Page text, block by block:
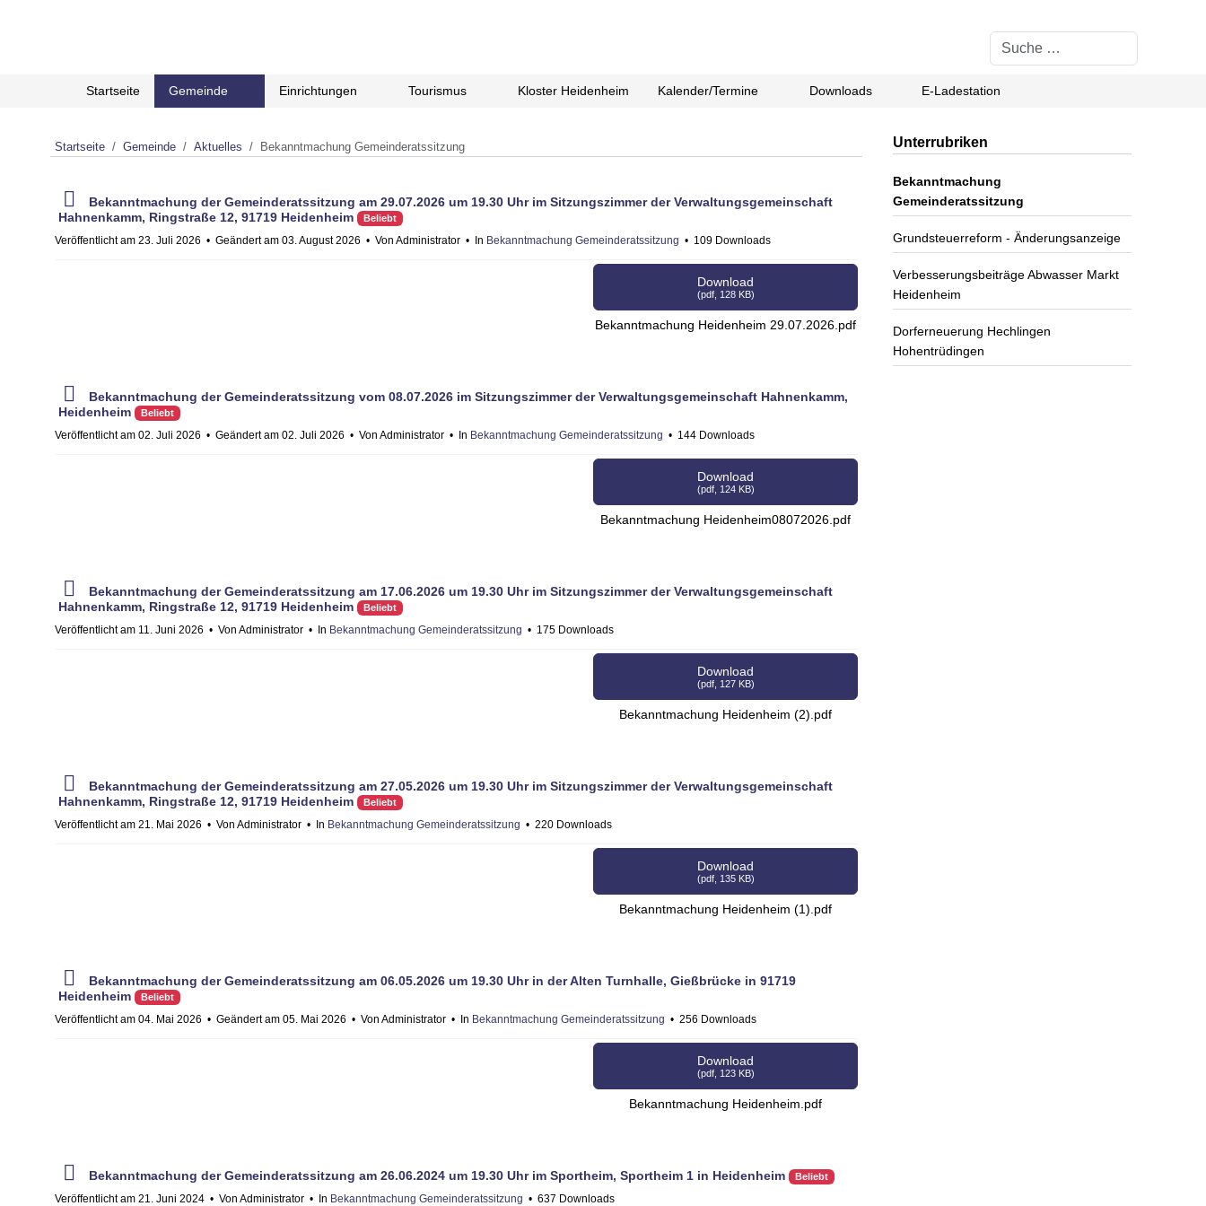
Suchen
Startseite Gemeinde Einrichtungen Tourismus Kloster Heidenheim Kalender/Termine Downloads E-Ladestation
Startseite Gemeinde Aktuelles Bekanntmachung Gemeinderatssitzung
p
d
f
Bekanntmachung der Gemeinderatssitzung am 29.07.2026 um 19.30 Uhr im Sitzungszimmer der Verwaltungsgemeinschaft
Hahnenkamm, Ringstraße 12, 91719 Heidenheim
Beliebt
Veröffentlicht am 23. Juli 2026 Geändert am 03. August 2026 Von Administrator In Bekanntmachung Gemeinderatssitzung 109 Downloads
Download
(pdf, 128 KB)
Bekanntmachung Heidenheim 29.07.2026.pdf
p
d
f
Bekanntmachung der Gemeinderatssitzung vom 08.07.2026 im Sitzungszimmer der Verwaltungsgemeinschaft Hahnenkamm,
Heidenheim
Beliebt
Veröffentlicht am 02. Juli 2026 Geändert am 02. Juli 2026 Von Administrator In Bekanntmachung Gemeinderatssitzung 144 Downloads
Download
(pdf, 124 KB)
Bekanntmachung Heidenheim08072026.pdf
p
d
f
Bekanntmachung der Gemeinderatssitzung am 17.06.2026 um 19.30 Uhr im Sitzungszimmer der Verwaltungsgemeinschaft
Hahnenkamm, Ringstraße 12, 91719 Heidenheim
Beliebt
Veröffentlicht am 11. Juni 2026 Von Administrator In Bekanntmachung Gemeinderatssitzung 175 Downloads
Download
(pdf, 127 KB)
Bekanntmachung Heidenheim (2).pdf
p
d
f
Bekanntmachung der Gemeinderatssitzung am 27.05.2026 um 19.30 Uhr im Sitzungszimmer der Verwaltungsgemeinschaft
Hahnenkamm, Ringstraße 12, 91719 Heidenheim
Beliebt
Veröffentlicht am 21. Mai 2026 Von Administrator In Bekanntmachung Gemeinderatssitzung 220 Downloads
Download
(pdf, 135 KB)
Bekanntmachung Heidenheim (1).pdf
p
d
f
Bekanntmachung der Gemeinderatssitzung am 06.05.2026 um 19.30 Uhr in der Alten Turnhalle, Gießbrücke in 91719
Heidenheim
Beliebt
Veröffentlicht am 04. Mai 2026 Geändert am 05. Mai 2026 Von Administrator In Bekanntmachung Gemeinderatssitzung 256 Downloads
Download
(pdf, 123 KB)
Bekanntmachung Heidenheim.pdf
p
d
f
Bekanntmachung der Gemeinderatssitzung am 26.06.2024 um 19.30 Uhr im Sportheim, Sportheim 1 in Heidenheim Beliebt
Veröffentlicht am 21. Juni 2024 Von Administrator In Bekanntmachung Gemeinderatssitzung 637 Downloads
Unterrubriken
Bekanntmachung
Gemeinderatssitzung
Grundsteuerreform - Änderungsanzeige
Verbesserungsbeiträge Abwasser Markt
Heidenheim
Dorferneuerung Hechlingen
Hohentrüdingen